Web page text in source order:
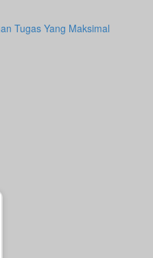
Tugas Yang Maksimal